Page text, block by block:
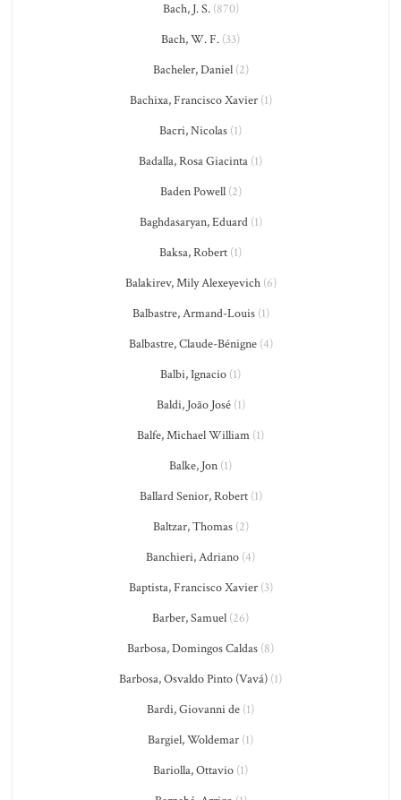
Bach, J. S.(870)
Bach, W. F. (33)
Bacheler, Daniel(2)
Bachixa, Francisco Xavier(1)
Bacri, Nicolas (1)
Badalla, Rosa Giacinta (1)
Baden Powell(2)
Baghdasaryan, Eduard(1)
Baksa, Robert (1)
Balakirev, Mily Alexeyevich(6)
Balbastre, Armand-Louis(1)
Balbastre, Claude-Bénigne(4)
Balbi, Ignacio (1)
Baldi, João José(1)
Balfe, Michael William (1)
Balke, Jon (1)
Ballard Senior, Robert(1)
Baltzar, Thomas(2)
Banchieri, Adriano (4)
Baptista, Francisco Xavier(3)
Barber, Samuel (26)
Barbosa, Domingos Caldas (8)
Barbosa, Osvaldo Pinto (Vavá) (1)
Bardi, Giovanni de (1)
Bargiel, Woldemar (1)
Bariolla, Ottavio (1)